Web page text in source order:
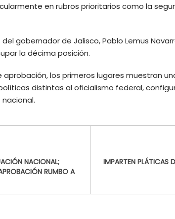
en rubros prioritarios como la
gobernador de Jalisco, Pablo Lemus
la décima posición.
los primeros lugares muestran
distintas al oficialismo federal,
NACIONAL;
RUMBO A
IMPARTEN PLÁTICAS